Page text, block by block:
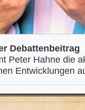
Debattenbeitrag
Peter Hahne die
Entwicklungen